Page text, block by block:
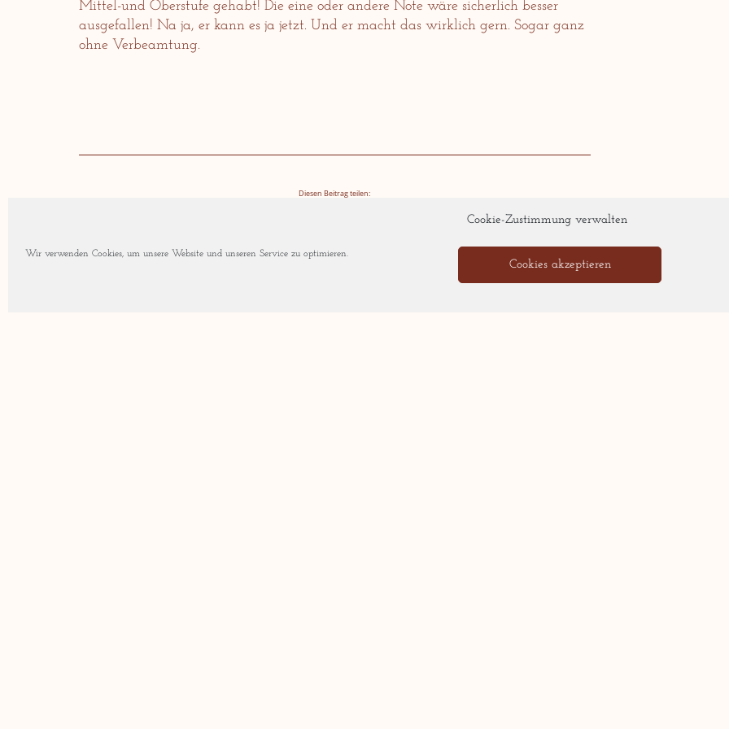
Cookie-Zustimmung verwalten
Wir verwenden Cookies, um unsere Website und unseren Service zu optimieren.
Cookies akzeptieren
Mittel-und Oberstufe gehabt! Die eine oder andere Note wäre sicherlich besser
ausgefallen! Na ja, er kann es ja jetzt. Und er macht das wirklich gern. Sogar ganz
ohne Verbeamtung.
Diesen Beitrag teilen:
WhatsApp